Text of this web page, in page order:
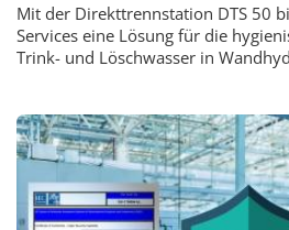
Mit der Direkttrennstation DTS 50
Services eine Lösung für die
Trink- und Löschwasser in